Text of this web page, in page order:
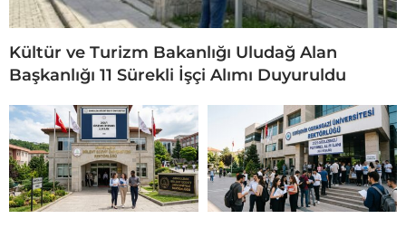
Kültür ve Turizm Bakanlığı Uludağ Alan
Başkanlığı 11 Sürekli İşçi Alımı Duyuruldu